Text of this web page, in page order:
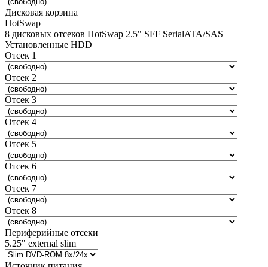
Дисковая корзина
HotSwap
8 дисковых отсеков HotSwap 2.5" SFF SerialATA/SAS
Установленные HDD
Отсек 1
Отсек 2
Отсек 3
Отсек 4
Отсек 5
Отсек 6
Отсек 7
Отсек 8
Периферийные отсеки
5.25" external slim